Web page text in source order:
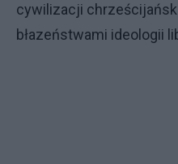
cywilizacji
błazeństwami ideologii